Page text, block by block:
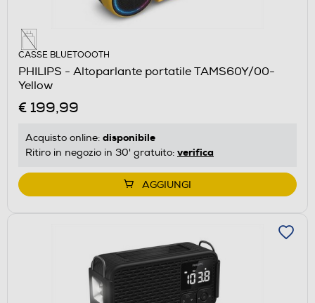
CASSE BLUETOOOTH
PHILIPS - Altoparlante portatile TAMS60Y/00-
Yellow
€ 199,99
Acquisto online: disponibile
Ritiro in negozio in 30' gratuito: verifica
AGGIUNGI